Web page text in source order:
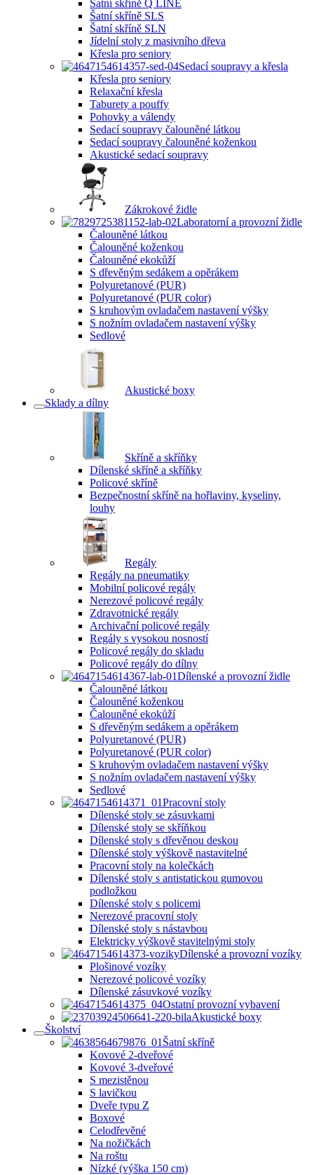
Šatní skříně Q LINE
Šatní skříně SLS
Šatní skříně SLN
Jídelní stoly z masivního dřeva
Křesla pro seniory
Sedací soupravy a křesla
Křesla pro seniory
Relaxační křesla
Taburety a pouffy
Pohovky a válendy
Sedací soupravy čalouněné látkou
Sedací soupravy čalouněné koženkou
Akustické sedací soupravy
Zákrokové židle
Laboratorní a provozní židle
Čalouněné látkou
Čalouněné koženkou
Čalouněné ekokůží
S dřevěným sedákem a opěrákem
Polyuretanové (PUR)
Polyuretanové (PUR color)
S kruhovým ovladačem nastavení výšky
S nožním ovladačem nastavení výšky
Sedlové
Akustické boxy
Sklady a dílny
Skříně a skříňky
Dílenské skříně a skříňky
Policové skříně
Bezpečnostní skříně na hořlaviny, kyseliny,
louhy
Regály
Regály na pneumatiky
Mobilní policové regály
Nerezové policové regály
Zdravotnické regály
Archivační policové regály
Regály s vysokou nosností
Policové regály do skladu
Policové regály do dílny
Dílenské a provozní židle
Čalouněné látkou
Čalouněné koženkou
Čalouněné ekokůží
S dřevěným sedákem a opěrákem
Polyuretanové (PUR)
Polyuretanové (PUR color)
S kruhovým ovladačem nastavení výšky
S nožním ovladačem nastavení výšky
Sedlové
Pracovní stoly
Dílenské stoly se zásuvkami
Dílenské stoly se skříňkou
Dílenské stoly s dřevěnou deskou
Dílenské stoly výškově nastavitelné
Pracovní stoly na kolečkách
Dílenské stoly s antistatickou gumovou
podložkou
Dílenské stoly s policemi
Nerezové pracovní stoly
Dílenské stoly s nástavbou
Elektricky výškově stavitelnými stoly
Dílenské a provozní vozíky
Plošinové vozíky
Nerezové policové vozíky
Dílenské zásuvkové vozíky
Ostatní provozní vybavení
Akustické boxy
Školství
Šatní skříně
Kovové 2-dveřové
Kovové 3-dveřové
S mezistěnou
S lavičkou
Dveře typu Z
Boxové
Celodřevěné
Na nožičkách
Na roštu
Nízké (výška 150 cm)